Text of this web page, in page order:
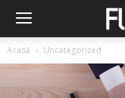
Acasă Uncategorized